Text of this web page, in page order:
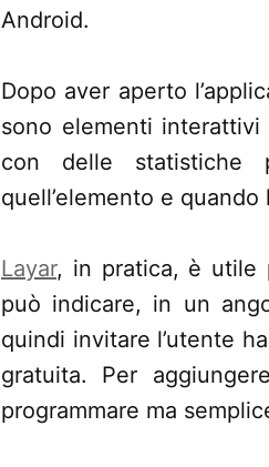
Android.
Dopo aver aperto
sono elementi interattivi
con delle statistiche
quell’elemento e
Layar, in pratica, è utile
può indicare, in un
quindi invitare l’utente
gratuita. Per
programmare ma